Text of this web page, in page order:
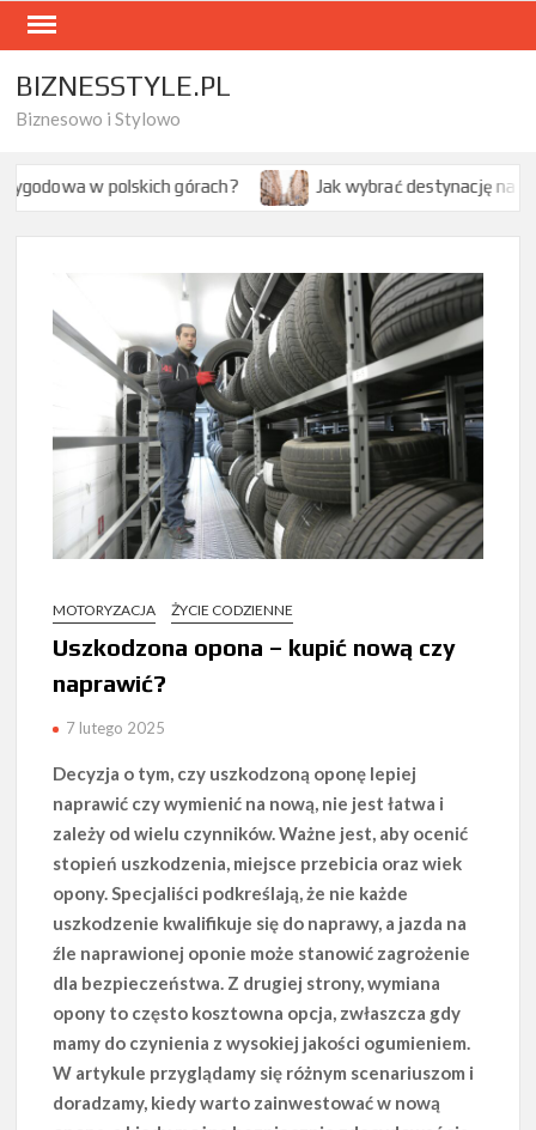
Skip
content
BIZNESSTYLE.PL
Biznesowo i Stylowo
górach? Jak wybrać destynację na citybreak w
MOTORYZACJA ŻYCIE CODZIENNE
Uszkodzona opona – kupić nową czy
naprawić?
7 lutego 2025
Decyzja o tym, czy uszkodzoną oponę lepiej
naprawić czy wymienić na nową, nie jest łatwa i
zależy od wielu czynników. Ważne jest, aby ocenić
stopień uszkodzenia, miejsce przebicia oraz wiek
opony. Specjaliści podkreślają, że nie każde
uszkodzenie kwalifikuje się do naprawy, a jazda na
źle naprawionej oponie może stanowić zagrożenie
dla bezpieczeństwa. Z drugiej strony, wymiana
opony to często kosztowna opcja, zwłaszcza gdy
mamy do czynienia z wysokiej jakości ogumieniem.
W artykule przyglądamy się różnym scenariuszom i
doradzamy, kiedy warto zainwestować w nową